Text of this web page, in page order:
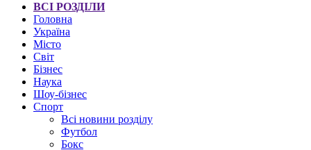
ВСІ РОЗДІЛИ
Головна
Україна
Місто
Світ
Бізнес
Наука
Шоу-бізнес
Спорт
Всі новини розділу
Футбол
Бокс